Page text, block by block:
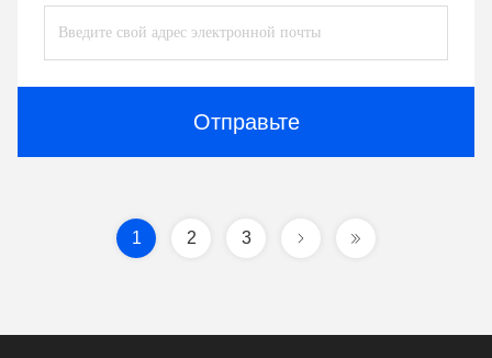
Отправьте
1 2 3